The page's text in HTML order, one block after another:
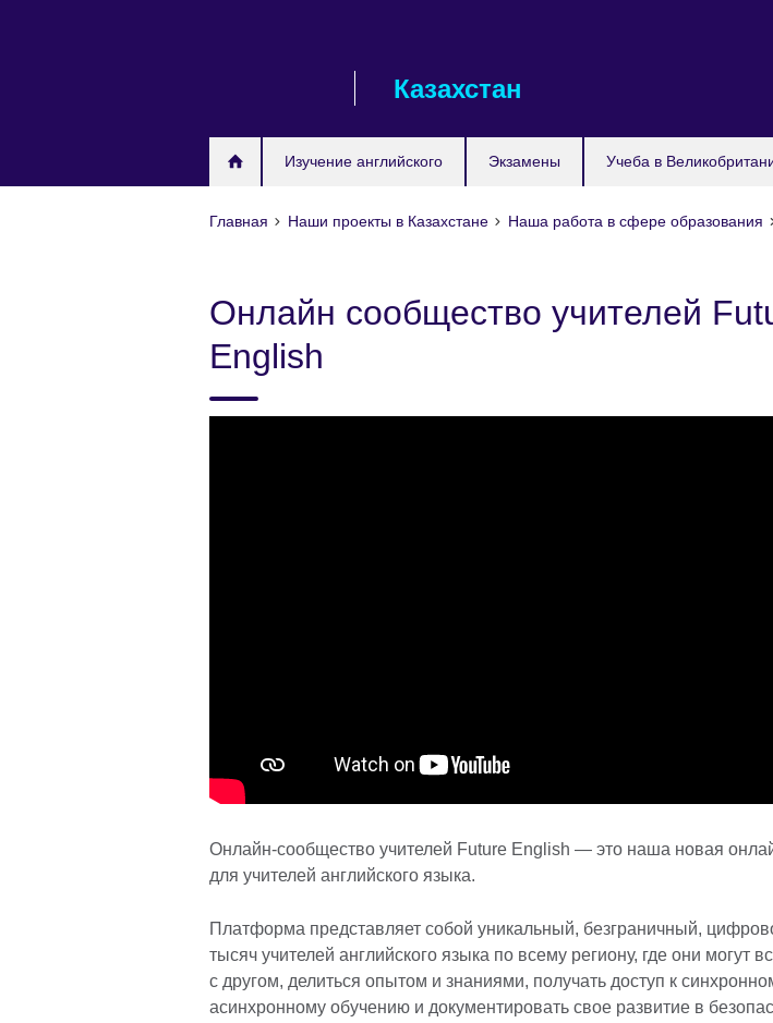
Казахстан
Изучение английского Экзамены Учеба в
Главная Наши проекты в Казахстане Наша работа в сфере образования
Онлайн сообщество учителей
English
Онлайн-сообщество учителей Future English — это наша новая
для учителей английского языка.
Платформа представляет собой уникальный, безграничный,
тысяч учителей английского языка по всему региону, где они могут
с другом, делиться опытом и знаниями, получать доступ к
асинхронному обучению и документировать свое развитие в